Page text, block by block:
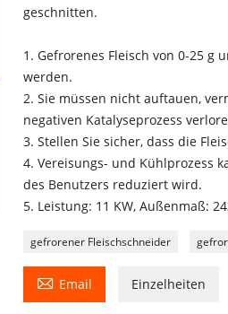
geschnitten.
1. Gefrorenes Fleisch von 0-25
werden.
2. Sie müssen nicht auftauen,
negativen Katalyseprozess
3. Stellen Sie sicher, dass die
4. Vereisungs- und Kühlprozess
des Benutzers reduziert wird.
5. Leistung: 11 KW, Außenmaß:
gefrorener Fleischschneider
 Email Einzelheiten